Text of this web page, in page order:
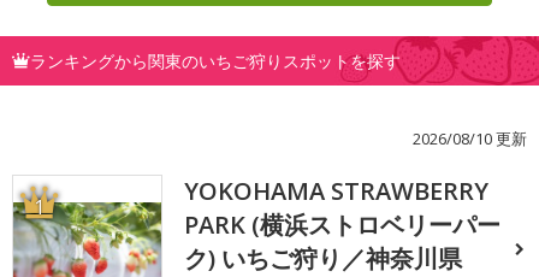
ランキングから関東のいちご狩りスポットを探す
2026/08/10 更新
1
YOKOHAMA STRAWBERRY
PARK (横浜ストロベリーパー
ク) いちご狩り／神奈川県